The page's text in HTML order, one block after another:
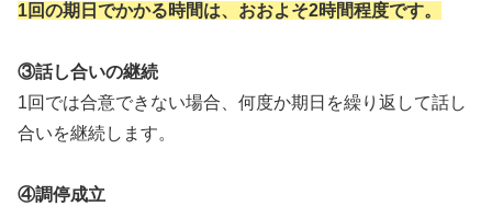
1回の期日でかかる時間は、おおよそ2時間程度です。
③話し合いの継続
1回では合意できない場合、何度か期日を繰り返して話し
合いを継続します。
④調停成立